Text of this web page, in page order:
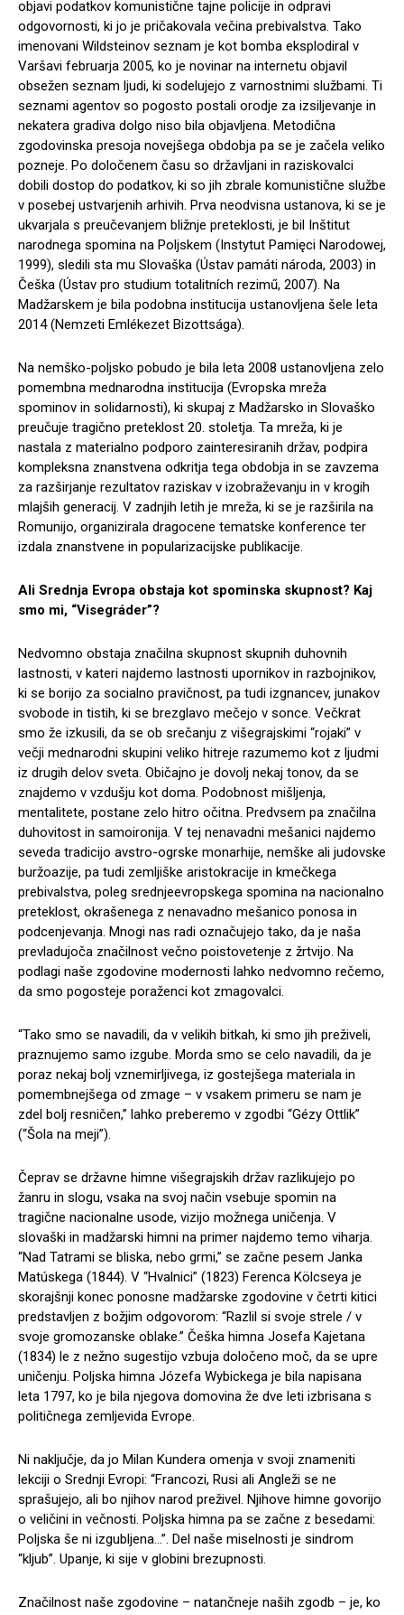
objavi podatkov komunistične tajne policije in odpravi
odgovornosti, ki jo je pričakovala večina prebivalstva. Tako
imenovani Wildsteinov seznam je kot bomba eksplodiral v
Varšavi februarja 2005, ko je novinar na internetu objavil
obsežen seznam ljudi, ki sodelujejo z varnostnimi službami. Ti
seznami agentov so pogosto postali orodje za izsiljevanje in
nekatera gradiva dolgo niso bila objavljena. Metodična
zgodovinska presoja novejšega obdobja pa se je začela veliko
pozneje. Po določenem času so državljani in raziskovalci
dobili dostop do podatkov, ki so jih zbrale komunistične službe
v posebej ustvarjenih arhivih. Prva neodvisna ustanova, ki se je
ukvarjala s preučevanjem bližnje preteklosti, je bil Inštitut
narodnega spomina na Poljskem (Instytut Pamięci Narodowej,
1999), sledili sta mu Slovaška (Ústav památi národa, 2003) in
Češka (Ústav pro studium totalitních rezimű, 2007). Na
Madžarskem je bila podobna institucija ustanovljena šele leta
2014 (Nemzeti Emlékezet Bizottsága).
Na nemško-poljsko pobudo je bila leta 2008 ustanovljena zelo
pomembna mednarodna institucija (Evropska mreža
spominov in solidarnosti), ki skupaj z Madžarsko in Slovaško
preučuje tragično preteklost 20. stoletja. Ta mreža, ki je
nastala z materialno podporo zainteresiranih držav, podpira
kompleksna znanstvena odkritja tega obdobja in se zavzema
za razširjanje rezultatov raziskav v izobraževanju in v krogih
mlajših generacij. V zadnjih letih je mreža, ki se je razširila na
Romunijo, organizirala dragocene tematske konference ter
izdala znanstvene in popularizacijske publikacije.
Ali Srednja Evropa obstaja kot spominska skupnost? Kaj
smo mi, “Visegráder”?
Nedvomno obstaja značilna skupnost skupnih duhovnih
lastnosti, v kateri najdemo lastnosti upornikov in razbojnikov,
ki se borijo za socialno pravičnost, pa tudi izgnancev, junakov
svobode in tistih, ki se brezglavo mečejo v sonce. Večkrat
smo že izkusili, da se ob srečanju z višegrajskimi “rojaki” v
večji mednarodni skupini veliko hitreje razumemo kot z ljudmi
iz drugih delov sveta. Običajno je dovolj nekaj tonov, da se
znajdemo v vzdušju kot doma. Podobnost mišljenja,
mentalitete, postane zelo hitro očitna. Predvsem pa značilna
duhovitost in samoironija. V tej nenavadni mešanici najdemo
seveda tradicijo avstro-ogrske monarhije, nemške ali judovske
buržoazije, pa tudi zemljiške aristokracije in kmečkega
prebivalstva, poleg srednjeevropskega spomina na nacionalno
preteklost, okrašenega z nenavadno mešanico ponosa in
podcenjevanja. Mnogi nas radi označujejo tako, da je naša
prevladujoča značilnost večno poistovetenje z žrtvijo. Na
podlagi naše zgodovine modernosti lahko nedvomno rečemo,
da smo pogosteje poraženci kot zmagovalci.
“Tako smo se navadili, da v velikih bitkah, ki smo jih preživeli,
praznujemo samo izgube. Morda smo se celo navadili, da je
poraz nekaj bolj vznemirljivega, iz gostejšega materiala in
pomembnejšega od zmage – v vsakem primeru se nam je
zdel bolj resničen,” lahko preberemo v zgodbi “Gézy Ottlik”
(“Šola na meji”).
Čeprav se državne himne višegrajskih držav razlikujejo po
žanru in slogu, vsaka na svoj način vsebuje spomin na
tragične nacionalne usode, vizijo možnega uničenja. V
slovaški in madžarski himni na primer najdemo temo viharja.
“Nad Tatrami se bliska, nebo grmi,” se začne pesem Janka
Matúskega (1844). V “Hvalnici” (1823) Ferenca Kölcseya je
skorajšnji konec ponosne madžarske zgodovine v četrti kitici
predstavljen z božjim odgovorom: “Razlil si svoje strele / v
svoje gromozanske oblake.” Češka himna Josefa Kajetana
(1834) le z nežno sugestijo vzbuja določeno moč, da se upre
uničenju. Poljska himna Józefa Wybickega je bila napisana
leta 1797, ko je bila njegova domovina že dve leti izbrisana s
političnega zemljevida Evrope.
Ni naključje, da jo Milan Kundera omenja v svoji znameniti
lekciji o Srednji Evropi: “Francozi, Rusi ali Angleži se ne
sprašujejo, ali bo njihov narod preživel. Njihove himne govorijo
o veličini in večnosti. Poljska himna pa se začne z besedami:
Poljska še ni izgubljena…”. Del naše miselnosti je sindrom
“kljub”. Upanje, ki sije v globini brezupnosti.
Značilnost naše zgodovine – natančneje naših zgodb – je, ko